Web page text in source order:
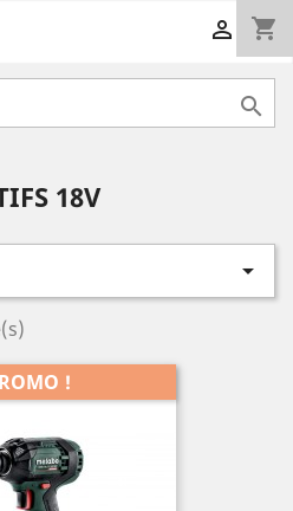
shopping_cart


18V

!